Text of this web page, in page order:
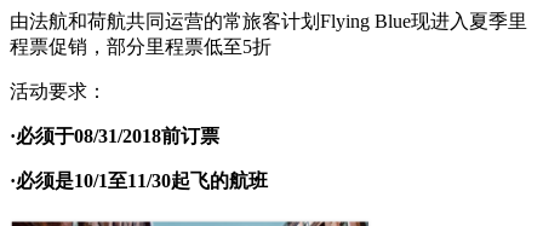
由法航和荷航共同运营的常旅客计划Flying Blue现进入夏季里
程票促销，部分里程票低至5折
活动要求：
·必须于08/31/2018前订票
·必须是10/1至11/30起飞的航班